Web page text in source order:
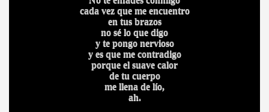
cada vez que me encuentro
en tus brazos
no sé lo que digo
y te pongo nervioso
y es que me contradigo
porque el suave calor
de tu cuerpo
me llena de lío,
ah.